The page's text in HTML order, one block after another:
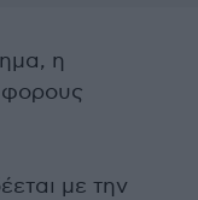
η
με την